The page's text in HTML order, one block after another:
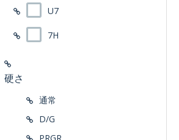
U7
7H
硬さ
通常
D/G